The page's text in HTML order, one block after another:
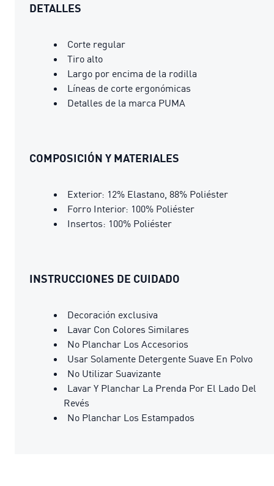
DETALLES
Corte regular
Tiro alto
Largo por encima de la rodilla
Líneas de corte ergonómicas
Detalles de la marca PUMA
COMPOSICIÓN Y MATERIALES
Exterior: 12% Elastano, 88% Poliéster
Forro Interior: 100% Poliéster
Insertos: 100% Poliéster
INSTRUCCIONES DE CUIDADO
Decoración exclusiva
Lavar Con Colores Similares
No Planchar Los Accesorios
Usar Solamente Detergente Suave En Polvo
No Utilizar Suavizante
Lavar Y Planchar La Prenda Por El Lado Del
Revés
No Planchar Los Estampados